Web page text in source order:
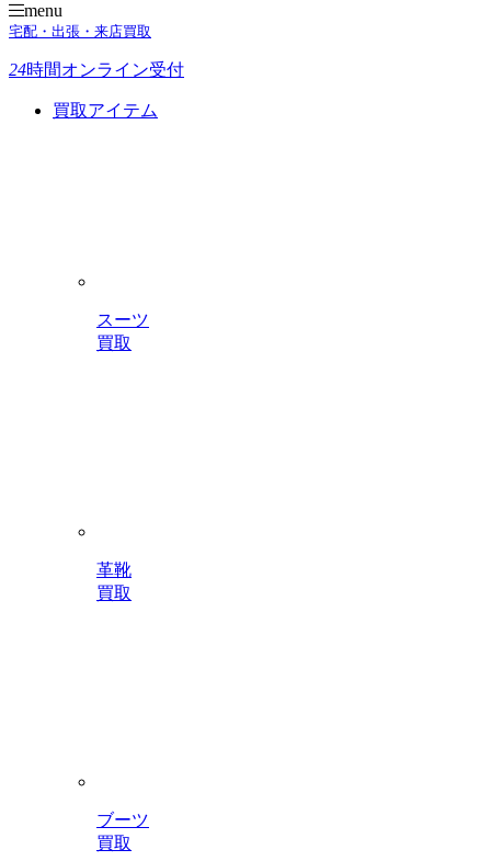
menu
宅配・出張・来店買取
24時間オンライン受付
買取アイテム
スーツ
買取
革靴
買取
ブーツ
買取